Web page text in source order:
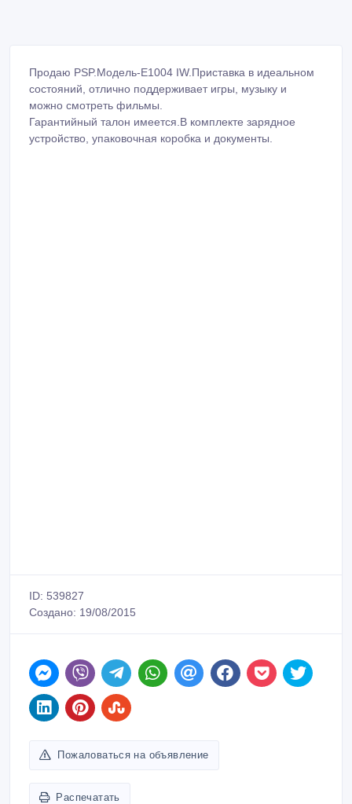
Продаю PSP.Модель-E1004 IW.Приставка в идеальном
состояний, отлично поддерживает игры, музыку и
можно смотреть фильмы.
Гарантийный талон имеется.В комплекте зарядное
устройство, упаковочная коробка и документы.
ID: 539827
Создано: 19/08/2015
Пожаловаться на объявление
Распечатать